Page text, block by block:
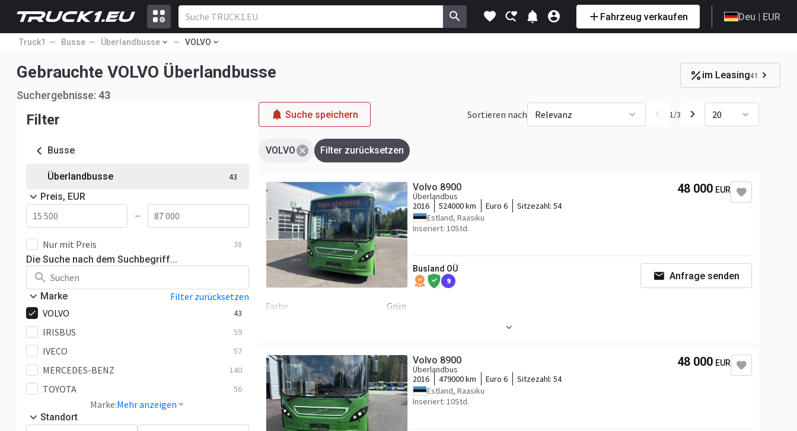
Fahrzeug verkaufen Deu | EUR
Truck1 Busse Überlandbusse VOLVO
Gebrauchte VOLVO Überlandbusse
Suchergebnisse: 43
im Leasing41
Filter
Busse
Überlandbusse 43
Preis, EUR
—
Nur mit Preis 38
Die Suche nach dem Suchbegriff...
Marke
Filter zurücksetzen
VOLVO
43
IRISBUS 59
IVECO 57
MERCEDES-BENZ 140
TOYOTA 56
Marke:Mehr anzeigen
Standort
Suche speichern Sortieren nach Relevanz 1/3 20
VOLVO Filter zurücksetzen
Volvo 8900
Überlandbus
2016
524000 km Euro 6 Sitzezahl: 54
Estland, Raasiku
Inseriert: 10Std.
48 000 EUR
Busland OÜ
9 Anfrage senden
Farbe Grün
Leistung
321 P.S.
Getriebe
Automatikgetriebe
Fahrgestell/Federung
Federung
Volvo 8900
Überlandbus
2016
479000 km Euro 6 Sitzezahl: 54
Estland, Raasiku
Inseriert: 10Std.
48 000 EUR